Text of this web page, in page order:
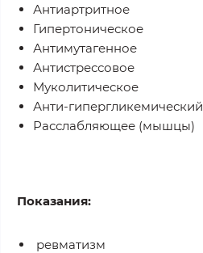
Антиартритное
Гипертоническое
Антимутагенное
Антистрессовое
Муколитическое
Анти-гипергликемический
Расслабляющее (мышцы)
Показания:
ревматизм